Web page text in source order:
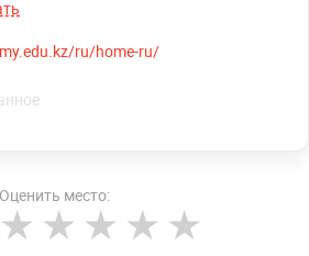
ru/home-ru/
Оценить место: